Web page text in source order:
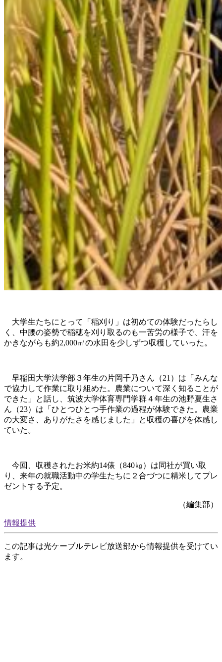
大学生たちにとって「稲刈り」は初めての体験だったらし
く、中腰の姿勢で稲穂を刈り取るのも一苦労の様子で、汗を
かきながらも約2,000㎡の水田を少しずつ収穫していった。
早稲田大学法学部３年生の片岡千乃さん（21）は「みんな
で協力して作業に取り組めた。農業について深く知ることが
できた」と話し、筑波大学体育専門学群４年生の池野夏生さ
ん（23）は「ひとつひとつ手作業の過程が体験できた。農業
の大変さ、ありがたさを感じました」と収穫の喜びを体感し
ていた。
今回、収穫されたお米約14俵（840㎏）は同社が買い取
り、来年の就職活動中の学生たちに２合づつに精米してプレ
ゼントする予定。
（編集部）
情報提供
この記事は光ケーブルテレビ放送部から情報提供を受けてい
ます。